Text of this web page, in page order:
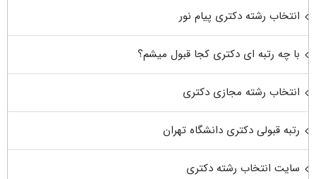
انتخاب رشته دکتری پیام نور
با چه رتبه ای دکتری کجا قبول میشم؟
انتخاب رشته مجازی دکتری
رتبه قبولی دکتری دانشگاه تهران
سایت انتخاب رشته دکتری